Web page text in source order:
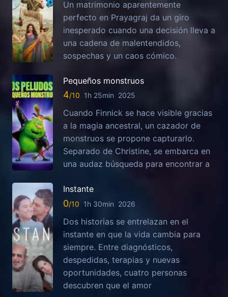
Un matrimonio aparentemente
perfecto en Prayagraj da un giro
inesperado cuando una decisión lleva a
una cadena de malentendidos,
sospechas y un caos cómico.
Pequeños monstruos
4 1h 25min 2025
Cuando Finnick se hace visible gracias
a la magia ancestral, un cazador de
monstruos se propone capturarlo.
Separado de Christine, se embarca en
una audaz búsqueda para encontrar a
Instante
0 1h 30min 2026
Dos historias se entrelazan en el
instante en que la vida cambia para
siempre. Entre diagnósticos,
despedidas, terapias y nuevas
oportunidades, cuatro personas
descubren que el amor